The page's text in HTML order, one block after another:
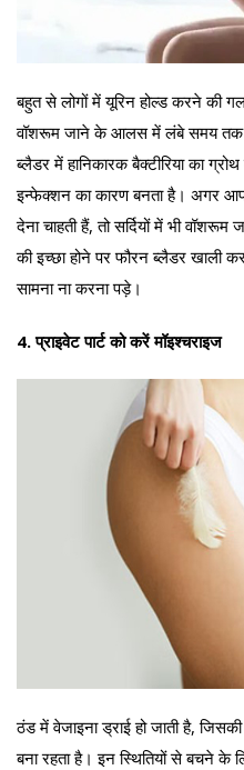
बहुत से लोगों में यूरिन होल्ड करने की
वॉशरूम जाने के आलस में लंबे समय तक
ब्लैडर में हानिकारक बैक्टीरिया का
इन्फेक्शन का कारण बनता है। अगर आप
देना चाहती हैं, तो सर्दियों में भी
की इच्छा होने पर फौरन ब्लैडर खाली
सामना ना करना पड़े।
4. प्राइवेट पार्ट को करें मॉइश्चराइज
ठंड में वेजाइना ड्राई हो जाती है,
बना रहता है। इन स्थितियों से बचने के